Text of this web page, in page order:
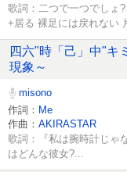
歌詞：二つで一つでしょ
+居る 裸足には戻れない
四六"時「己」中"キ
現象～
misono
作詞： Me
作曲： AKIRASTAR
歌詞：『私は腕時計じゃ
はどんな彼女?...